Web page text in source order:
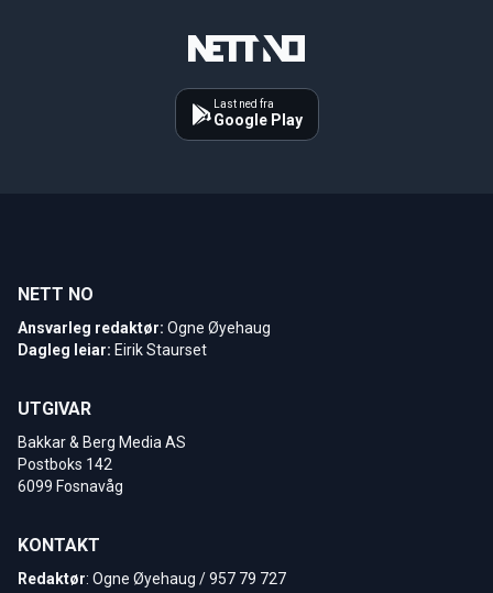
Last ned fra
Google Play
NETT NO
Ansvarleg redaktør: Ogne Øyehaug
Dagleg leiar: Eirik Staurset
UTGIVAR
Bakkar & Berg Media AS
Postboks 142
6099 Fosnavåg
KONTAKT
Redaktør: Ogne Øyehaug / 957 79 727